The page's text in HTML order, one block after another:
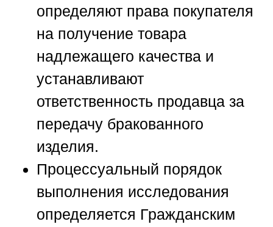
определяют права покупателя
на получение товара
надлежащего качества и
устанавливают
ответственность продавца за
передачу бракованного
изделия.
Процессуальный порядок
выполнения исследования
определяется Гражданским